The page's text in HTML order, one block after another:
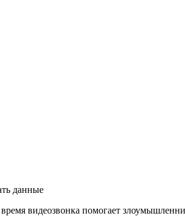
данные
видеозвонка помогает